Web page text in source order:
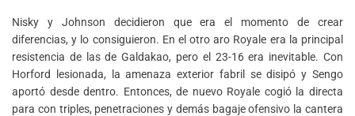
Nisky y Johnson decidieron que era el momento de crear
diferencias, y lo consiguieron. En el otro aro Royale era la principal
resistencia de las de Galdakao, pero el 23-16 era inevitable. Con
Horford lesionada, la amenaza exterior fabril se disipó y Sengo
aportó desde dentro. Entonces, de nuevo Royale cogió la directa
para con triples, penetraciones y demás bagaje ofensivo la cantera